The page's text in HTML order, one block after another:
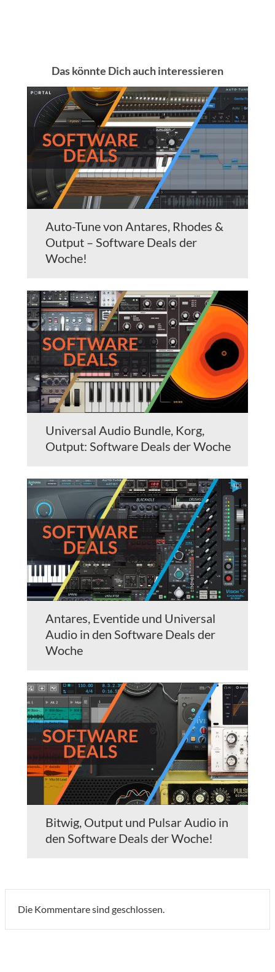
Das könnte Dich auch interessieren
Auto-Tune von Antares, Rhodes &
Output – Software Deals der
Woche!
Universal Audio Bundle, Korg,
Output: Software Deals der Woche
Antares, Eventide und Universal
Audio in den Software Deals der
Woche
Bitwig, Output und Pulsar Audio in
den Software Deals der Woche!
Die Kommentare sind geschlossen.